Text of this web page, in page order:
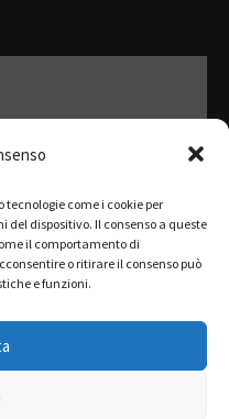
come i cookie per
dispositivo. Il consenso a queste
il comportamento di
o ritirare il consenso può
e funzioni.
ed i diritti sono riservati, è